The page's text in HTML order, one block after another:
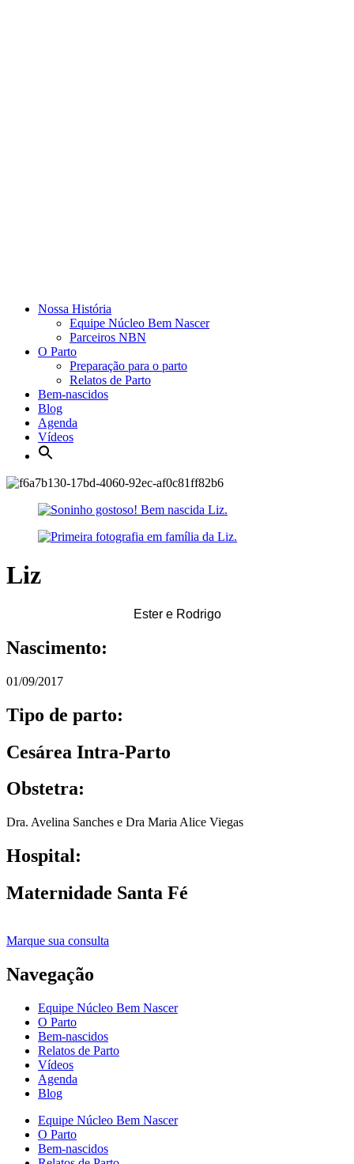
Nossa História
Equipe Núcleo Bem Nascer
Parceiros NBN
O Parto
Preparação para o parto
Relatos de Parto
Bem-nascidos
Blog
Agenda
Vídeos
Liz
Ester e Rodrigo
Nascimento:
01/09/2017
Tipo de parto:
Cesárea Intra-Parto
Obstetra:
Dra. Avelina Sanches e Dra Maria Alice Viegas
Hospital:
Maternidade Santa Fé
Marque sua consulta
Navegação
Equipe Núcleo Bem Nascer
O Parto
Bem-nascidos
Relatos de Parto
Vídeos
Agenda
Blog
Equipe Núcleo Bem Nascer
O Parto
Bem-nascidos